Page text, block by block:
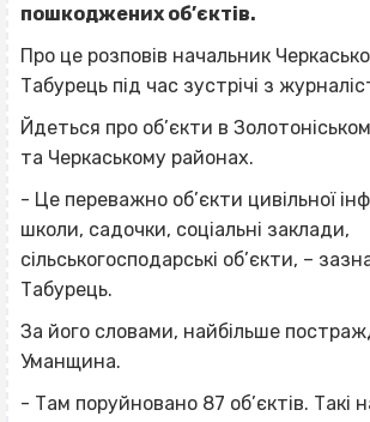
пошкоджених об’єктів.
Про це розповів начальник
Табурець під час зустрічі з
Йдеться про об’єкти в
та Черкаському районах.
- Це переважно об’єкти цивільної
школи, садочки, соціальні заклади,
сільськогосподарські об’єкти, –
Табурець.
За його словами, найбільше
Уманщина.
- Там поруйновано 87 об’єктів. Такі